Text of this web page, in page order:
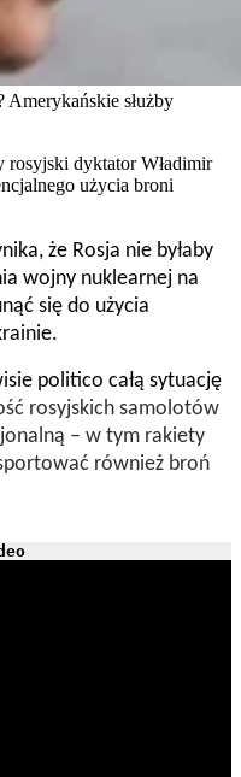
służby
rosyjski dyktator Władimir
użycia broni
że Rosja nie byłaby
wojny nuklearnej na
się do użycia
politico całą sytuację
rosyjskich samolotów
– w tym rakiety
również broń